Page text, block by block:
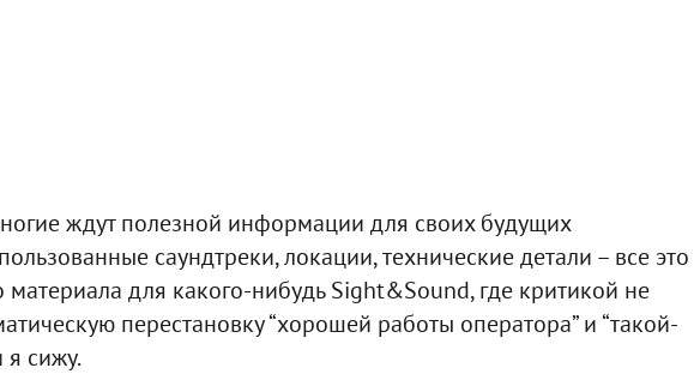
ждут полезной информации для своих будущих
саундтреки, локации, технические детали – все это
материала для какого-нибудь Sight&Sound, где критикой не
перестановку “хорошей работы оператора” и “такой-
я сижу.